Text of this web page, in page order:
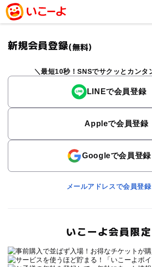
新規会員登録(無料)
最短10秒！SNSでサクッとカンタ
LINEで会員登録
Appleで会員登録
Googleで会員登録
メールアドレスで会員登録
いこーよ会員限定